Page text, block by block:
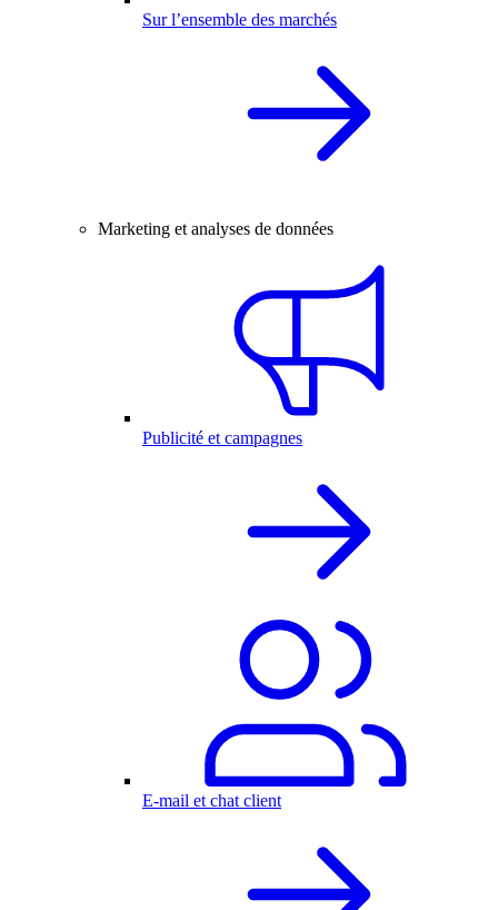
Sur l’ensemble des marchés
Marketing et analyses de données
Publicité et campagnes
E-mail et chat client